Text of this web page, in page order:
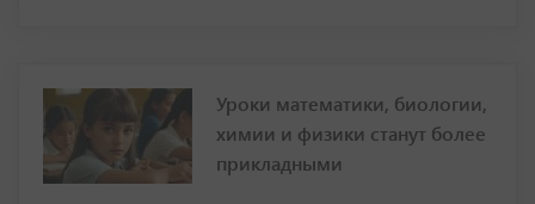
Уроки математики, биологии,
химии и физики станут более
прикладными